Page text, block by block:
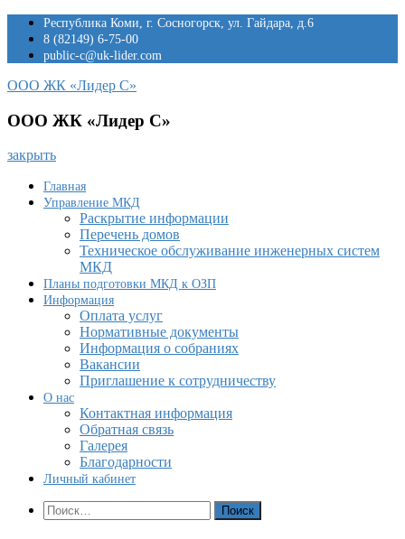
Перейти
содержимому
Республика Коми, г. Сосногорск, ул. Гайдара, д.6
8 (82149) 6-75-00
public-c@uk-lider.com
ООО ЖК «Лидер С»
ООО ЖК «Лидер С»
закрыть
Главная
Управление МКД
Раскрытие информации
Перечень домов
Техническое обслуживание инженерных систем
МКД
Планы подготовки МКД к ОЗП
Информация
Оплата услуг
Нормативные документы
Информация о собраниях
Вакансии
Приглашение к сотрудничеству
О нас
Контактная информация
Обратная связь
Галерея
Благодарности
Личный кабинет
Показать
форму
Найти: